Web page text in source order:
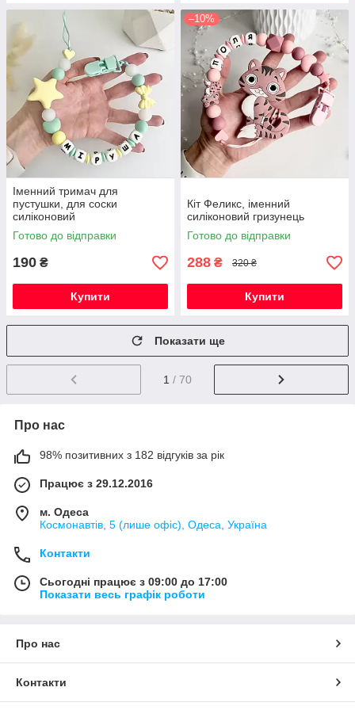
Іменний тримач для
пустушки, для соски
силіконовий
Готово до відправки
190 ₴
Купити
–10%
Кіт Феликс, іменний
силіконовий гризунець
Готово до відправки
288 ₴ 320 ₴
Купити
Показати ще
1 / 70
Про нас
98% позитивних з 182 відгуків за рік
Працює з 29.12.2016
м. Одеса
Космонавтів, 5 (лише офіс), Одеса, Україна
Контакти
Сьогодні працює з 09:00 до 17:00
Показати весь графік роботи
Про нас
Контакти